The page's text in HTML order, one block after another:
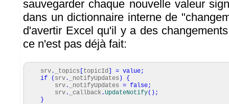
sauvegarder chaque nouvelle valeur
dans un dictionnaire interne de
d'avertir Excel qu'il y a des
ce n'est pas déjà fait:
srv . _topics topicId = value;
if
( srv . _notifyUpdates )
{
srv . _notifyUpdates = false;
srv . _callback .UpdateNotify( ) ;
}